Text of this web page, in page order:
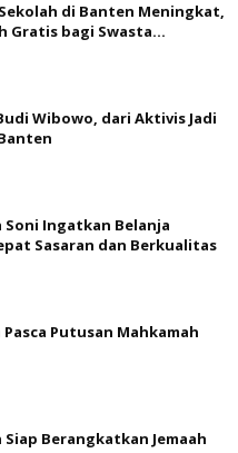
di Banten Meningkat,
Gratis bagi Swasta...
Wibowo, dari Aktivis Jadi
Ingatkan Belanja
Sasaran dan Berkualitas
Putusan Mahkamah
Berangkatkan Jemaah